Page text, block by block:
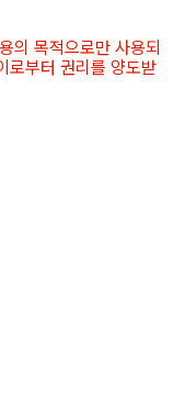
의 목적으로만 사용되
부터 권리를 양도받